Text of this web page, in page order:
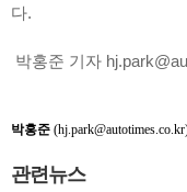
다.
박홍준 기자
박홍준
관련뉴스